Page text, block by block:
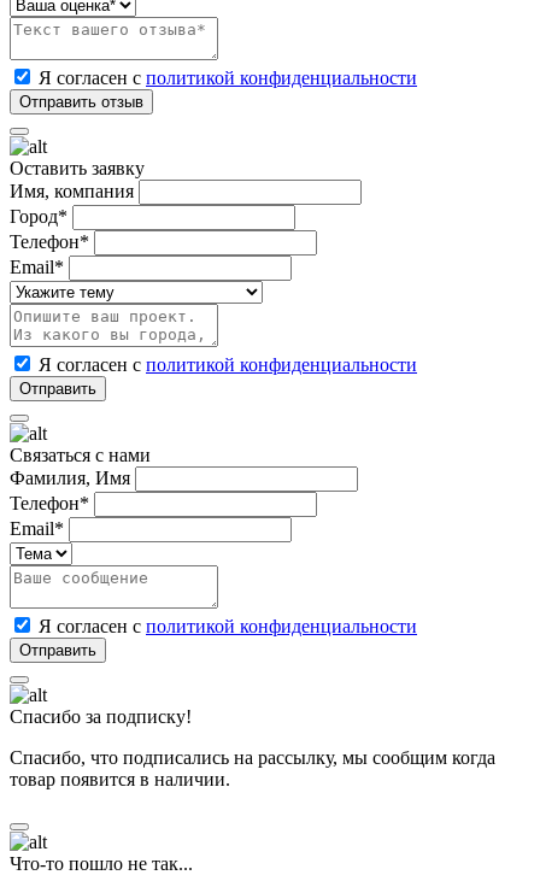
Я согласен с политикой конфиденциальности
Оставить заявку
Имя, компания
Город*
Телефон*
Email*
Я согласен с политикой конфиденциальности
Связаться с нами
Фамилия, Имя
Телефон*
Email*
Я согласен с политикой конфиденциальности
Спасибо за подписку!
Спасибо, что подписались на рассылку, мы сообщим когда
товар появится в наличии.
Что-то пошло не так...